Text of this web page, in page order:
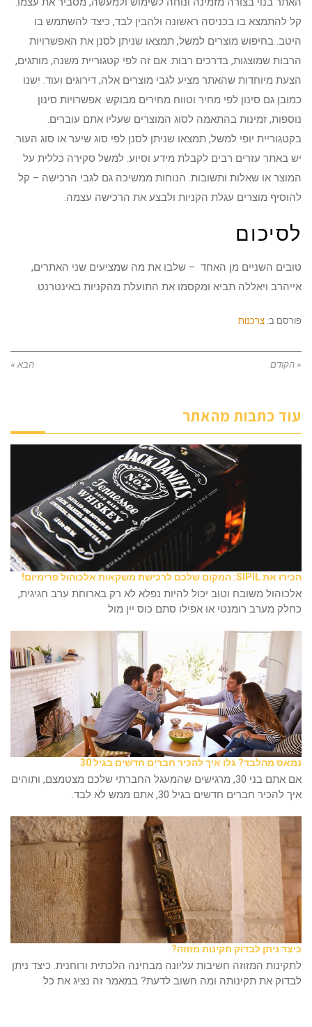
קל להתמצא בו בכניסה ראשונה ולהבין לבד, כיצד להשתמש בו
היטב. בחיפוש מוצרים למשל, תמצאו שניתן לסנן את האפשרויות
הרבות שמוצגות, בדרכים רבות. אם זה לפי קטגוריית משנה, מותגים,
הצעת מיוחדות שהאתר מציע לגבי מוצרים אלה, דירוגים ועוד. ישנו
כמובן גם סינון לפי מחיר וטווח מחירים מבוקש. אפשרויות סינון
נוספות, זמינות בהתאמה לסוג המוצרים שעליו אתם עוברים.
בקטגוריית יופי למשל, תמצאו שניתן לסנן לפי סוג שיער או סוג העור.
יש באתר עזרים רבים לקבלת מידע וסיוע. למשל סקירה כללית על
המוצר או שאלות ותשובות. הנוחות ממשיכה גם לגבי הרכישה – קל
להוסיף מוצרים עגלת הקניות ולבצע את הרכישה עצמה.
לסיכום
טובים השניים מן האחד – שלבו את מה שמציעים שני האתרים,
אייהרב ויאללה תביא ומקסמו את התועלת מהקניות באינטרנט.
פורסם ב: צרכנות
« הקודם הבא »
עוד כתבות מהאתר
הכירו את SIPIL: המקום שלכם לרכישת משקאות אלכוהול פרימיום!
אלכוהול משובח וטוב יכול להיות נפלא לא רק בארוחת ערב חגיגית,
כחלק מערב רומנטי או אפילו סתם כוס יין מול
נמאס מהלבד? גלו איך להכיר חברים חדשים בגיל 30
אם אתם בני 30, מרגישים שהמעגל החברתי שלכם מצטמצם, ותוהים
איך להכיר חברים חדשים בגיל 30, אתם ממש לא לבד.
כיצד ניתן לבדוק תקינות מזוזה?
לתקינות המזוזה חשיבות עליונה מבחינה הלכתית ורוחנית. כיצד ניתן
לבדוק את תקינותה ומה חשוב לדעת? במאמר זה נציג את כל